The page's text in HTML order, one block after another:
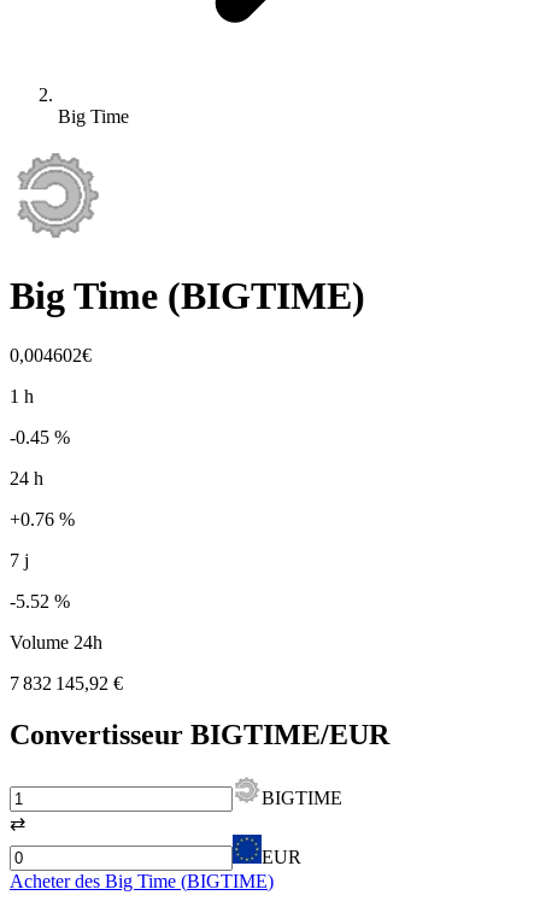
Big Time
Big Time (BIGTIME)
0,004602€
1 h
-0.45 %
24 h
+0.76 %
7 j
-5.52 %
Volume 24h
7 832 145,92 €
Convertisseur BIGTIME/EUR
BIGTIME
⇄
EUR
Acheter des Big Time (BIGTIME)